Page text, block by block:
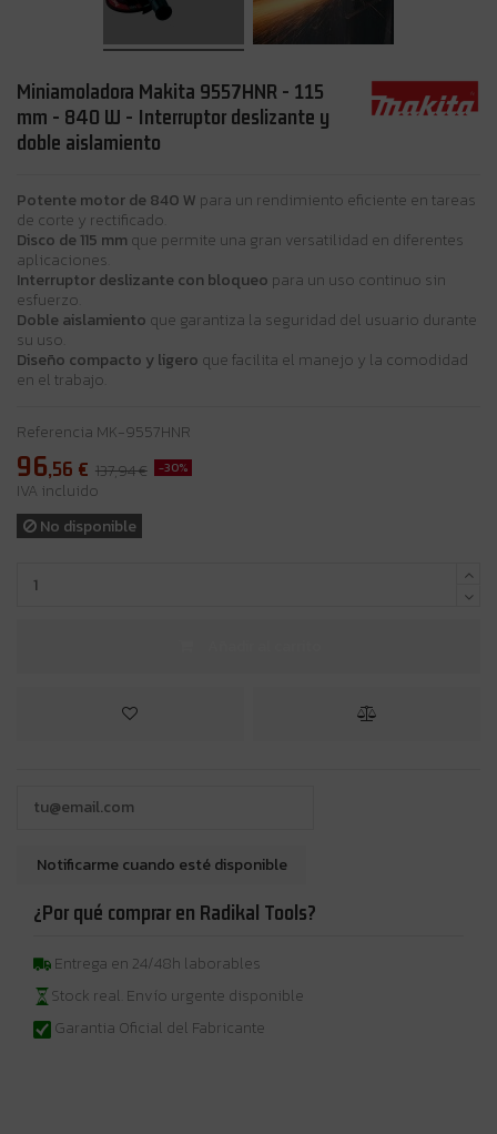
Miniamoladora Makita 9557HNR - 115
mm - 840 W - Interruptor deslizante y
doble aislamiento
Potente motor de 840 W para un rendimiento eficiente en tareas
de corte y rectificado.
Disco de 115 mm que permite una gran versatilidad en diferentes
aplicaciones.
Interruptor deslizante con bloqueo para un uso continuo sin
esfuerzo.
Doble aislamiento que garantiza la seguridad del usuario durante
su uso.
Diseño compacto y ligero que facilita el manejo y la comodidad
en el trabajo.
Referencia MK-9557HNR
96,56 € 137,94 € -30%
IVA incluido
No disponible
¿Por qué comprar en Radikal Tools?
Entrega en 24/48h laborables
Stock real. Envío urgente disponible
Garantia Oficial del Fabricante